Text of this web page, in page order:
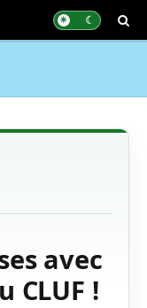
avec
CLUF !